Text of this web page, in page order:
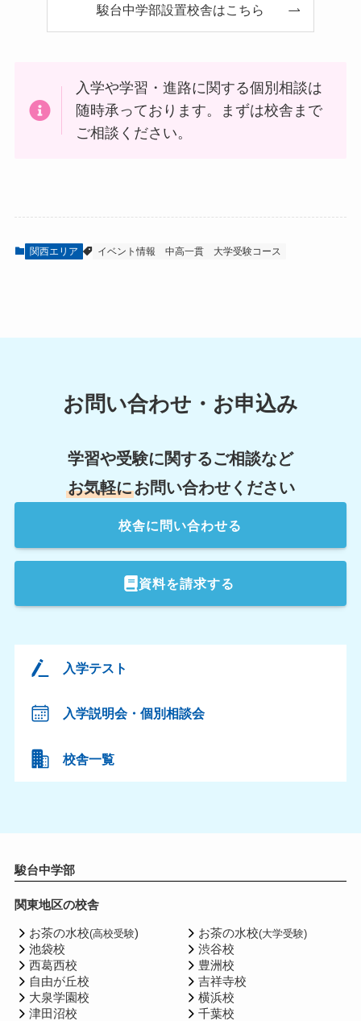
駿台中学部設置校舎はこちら
入学や学習・進路に関する個別相談は
随時承っております。まずは校舎まで
ご相談ください。
関西エリア イベント情報 中高一貫 大学受験コース
お問い合わせ・お申込み
学習や受験に関するご相談など
お気軽にお問い合わせください
校舎に問い合わせる
資料を請求する
入学テスト
入学説明会・個別相談会
校舎一覧
駿台中学部
関東地区の校舎
お茶の水校(高校受験)
池袋校
西葛西校
自由が丘校
大泉学園校
津田沼校
お茶の水校(大学受験)
渋谷校
豊洲校
吉祥寺校
横浜校
千葉校